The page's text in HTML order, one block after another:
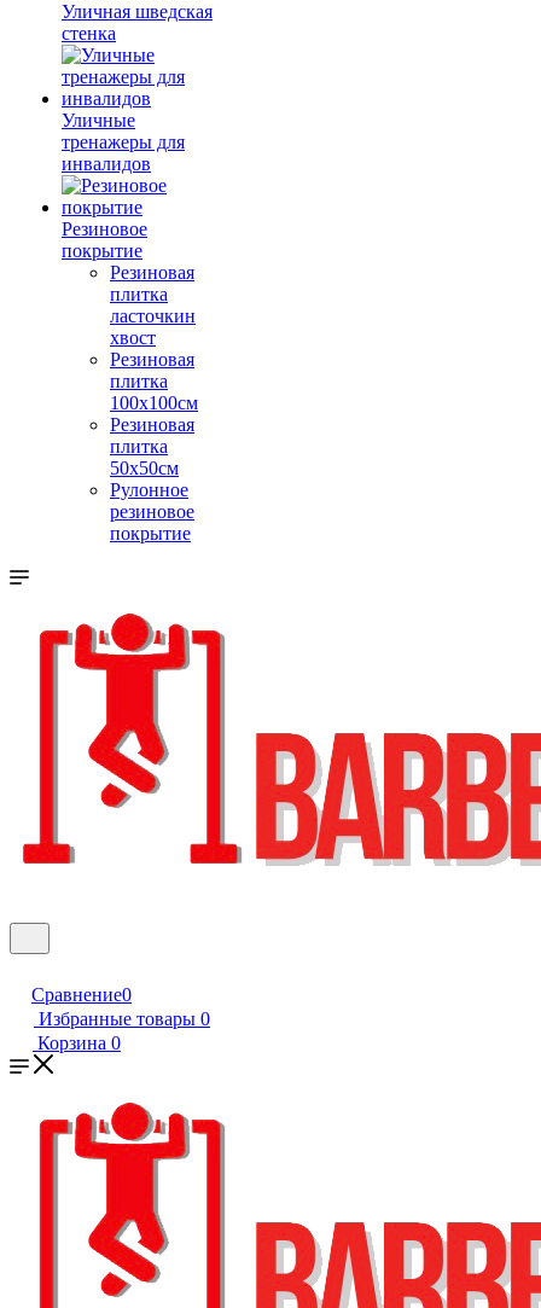
Уличная шведская
стенка
Уличные
тренажеры для
инвалидов
Резиновое
покрытие
Резиновая
плитка
ласточкин
хвост
Резиновая
плитка
100х100см
Резиновая
плитка
50х50см
Рулонное
резиновое
покрытие
Сравнение0
Избранные товары 0
Корзина 0